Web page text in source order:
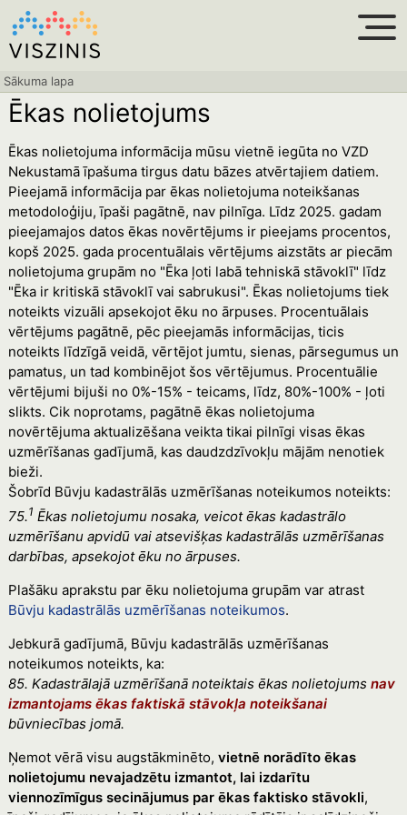
Sākuma lapa
Ēkas nolietojums
Ēkas nolietojuma informācija mūsu vietnē iegūta no VZD
Nekustamā īpašuma tirgus datu bāzes atvērtajiem datiem.
Pieejamā informācija par ēkas nolietojuma noteikšanas
metodoloģiju, īpaši pagātnē, nav pilnīga. Līdz 2025. gadam
pieejamajos datos ēkas novērtējums ir pieejams procentos,
kopš 2025. gada procentuālais vērtējums aizstāts ar piecām
nolietojuma grupām no "Ēka ļoti labā tehniskā stāvoklī" līdz
"Ēka ir kritiskā stāvoklī vai sabrukusi". Ēkas nolietojums tiek
noteikts vizuāli apsekojot ēku no ārpuses. Procentuālais
vērtējums pagātnē, pēc pieejamās informācijas, ticis
noteikts līdzīgā veidā, vērtējot jumtu, sienas, pārsegumus un
pamatus, un tad kombinējot šos vērtējumus. Procentuālie
vērtējumi bijuši no 0%-15% - teicams, līdz, 80%-100% - ļoti
slikts. Cik noprotams, pagātnē ēkas nolietojuma
novērtējuma aktualizēšana veikta tikai pilnīgi visas ēkas
uzmērīšanas gadījumā, kas daudzdzīvokļu mājām nenotiek
bieži.
Šobrīd Būvju kadastrālās uzmērīšanas noteikumos noteikts:
75.1 Ēkas nolietojumu nosaka, veicot ēkas kadastrālo
uzmērīšanu apvidū vai atsevišķas kadastrālās uzmērīšanas
darbības, apsekojot ēku no ārpuses.
Plašāku aprakstu par ēku nolietojuma grupām var atrast
Būvju kadastrālās uzmērīšanas noteikumos.
Jebkurā gadījumā, Būvju kadastrālās uzmērīšanas
noteikumos noteikts, ka:
85. Kadastrālajā uzmērīšanā noteiktais ēkas nolietojums nav
izmantojams ēkas faktiskā stāvokļa noteikšanai
būvniecības jomā.
Ņemot vērā visu augstākminēto, vietnē norādīto ēkas
nolietojumu nevajadzētu izmantot, lai izdarītu
viennozīmīgus secinājumus par ēkas faktisko stāvokli,